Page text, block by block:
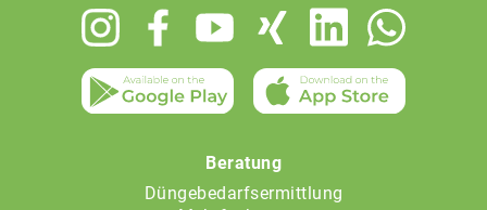
Beratung
Düngebedarfsermittlung